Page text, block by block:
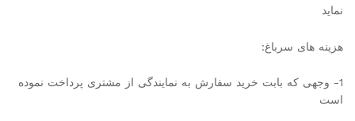
نماید
هزینه های سرباغ:
1- وجهی که بابت خرید سفارش به نمایندگی از مشتری پرداخت نموده
است